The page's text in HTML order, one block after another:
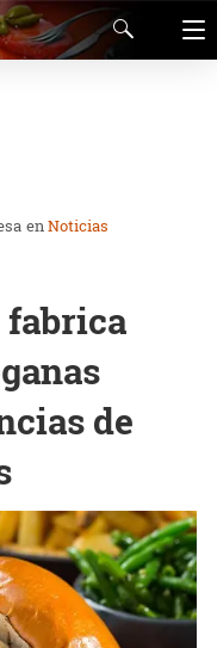
enNoticias
fabrica
de